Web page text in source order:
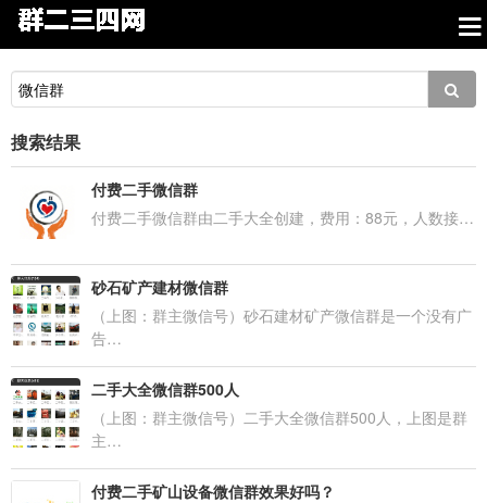
搜索结果
付费二手微信群
付费二手微信群由二手大全创建，费用：88元，人数接…
砂石矿产建材微信群
（上图：群主微信号）砂石建材矿产微信群是一个没有广
告…
二手大全微信群500人
（上图：群主微信号）二手大全微信群500人，上图是群
主…
付费二手矿山设备微信群效果好吗？